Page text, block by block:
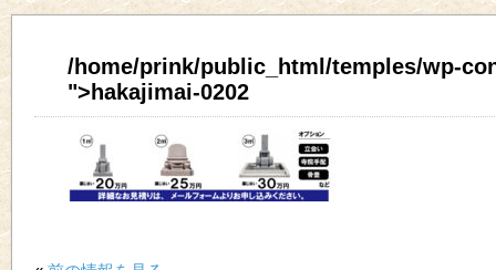
/home/prink/public_html/temples/wp-
">hakajimai-0202